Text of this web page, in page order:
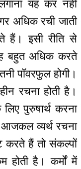
यह कर नहीं
अधिक रची जाती
हैं। इसी रीति से
बहुत अधिक करते
पॉवरफुल होगी।
रचना होती है।
पुरुषार्थ करना
आजकल व्यर्थ रचना
करते हैं तो संकल्पों
होती है। कर्मों में